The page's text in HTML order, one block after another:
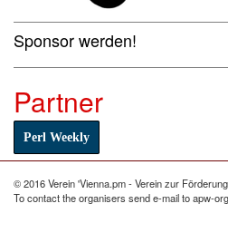
Sponsor werden!
Partner
Perl Weekly
© 2016 Verein 'Vienna.pm - Verein zur
To contact the organisers send e-mail to apw-